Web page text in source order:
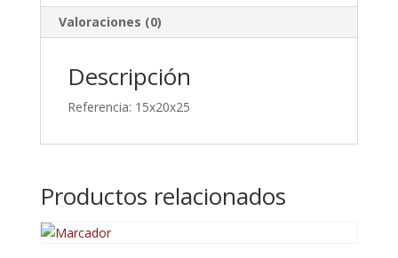
Valoraciones (0)
Descripción
Referencia: 15x20x25
Productos relacionados